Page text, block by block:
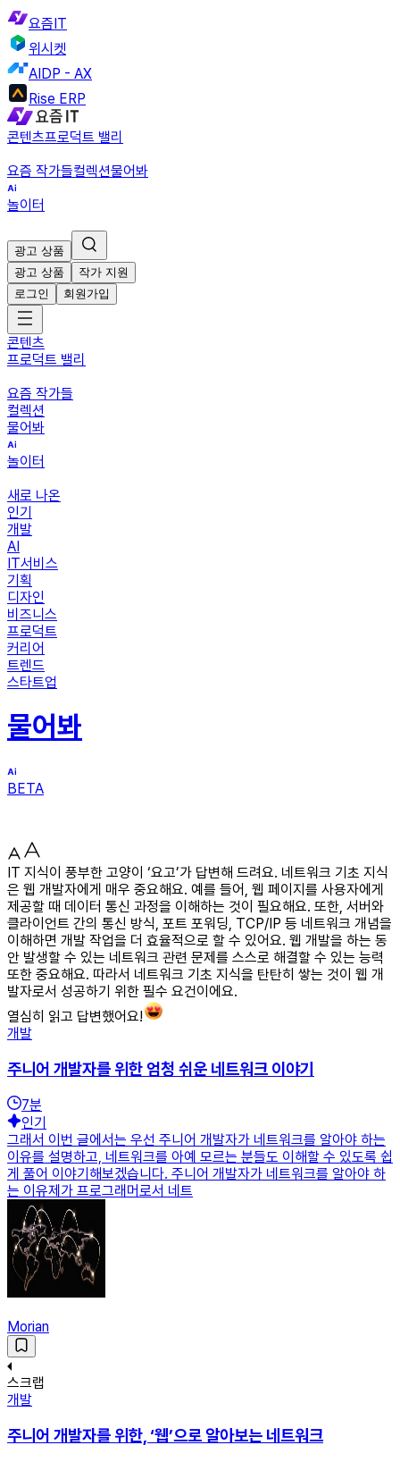
요즘IT
위시켓
AIDP - AX
Rise ERP
콘텐츠프로덕트 밸리
요즘 작가들컬렉션물어봐
놀이터
광고 상품
광고 상품
작가 지원
로그인
회원가입
콘텐츠
프로덕트 밸리
요즘 작가들
컬렉션
물어봐
놀이터
새로 나온
인기
개발
AI
IT서비스
기획
디자인
비즈니스
프로덕트
커리어
트렌드
스타트업
물어봐
BETA
IT 지식이 풍부한 고양이 ‘요고’가 답변해 드려요. 네트워크 기초 지식
은 웹 개발자에게 매우 중요해요. 예를 들어, 웹 페이지를 사용자에게
제공할 때 데이터 통신 과정을 이해하는 것이 필요해요. 또한, 서버와
클라이언트 간의 통신 방식, 포트 포워딩, TCP/IP 등 네트워크 개념을
이해하면 개발 작업을 더 효율적으로 할 수 있어요. 웹 개발을 하는 동
안 발생할 수 있는 네트워크 관련 문제를 스스로 해결할 수 있는 능력
또한 중요해요. 따라서 네트워크 기초 지식을 탄탄히 쌓는 것이 웹 개
발자로서 성공하기 위한 필수 요건이에요.
열심히 읽고 답변했어요!
개발
주니어 개발자를 위한 엄청 쉬운 네트워크 이야기
7분
인기
그래서 이번 글에서는 우선 주니어 개발자가 네트워크를 알아야 하는
이유를 설명하고, 네트워크를 아예 모르는 분들도 이해할 수 있도록 쉽
게 풀어 이야기해보겠습니다. 주니어 개발자가 네트워크를 알아야 하
는 이유제가 프로그래머로서 네트
Morian
스크랩
개발
주니어 개발자를 위한, ‘웹’으로 알아보는 네트워크